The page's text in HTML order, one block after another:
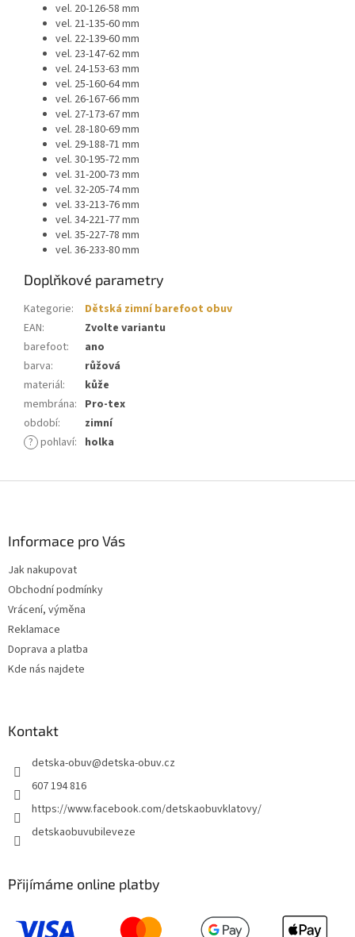
vel. 20-126-58 mm
vel. 21-135-60 mm
vel. 22-139-60 mm
vel. 23-147-62 mm
vel. 24-153-63 mm
vel. 25-160-64 mm
vel. 26-167-66 mm
vel. 27-173-67 mm
vel. 28-180-69 mm
vel. 29-188-71 mm
vel. 30-195-72 mm
vel. 31-200-73 mm
vel. 32-205-74 mm
vel. 33-213-76 mm
vel. 34-221-77 mm
vel. 35-227-78 mm
vel. 36-233-80 mm
Doplňkové parametry
Kategorie:
Dětská zimní barefoot obuv
EAN:
Zvolte variantu
barefoot:
ano
barva:
růžová
materiál:
kůže
membrána: Pro-tex
období:
zimní
? pohlaví: holka
Informace pro Vás
Jak nakupovat
Obchodní podmínky
Vrácení, výměna
Reklamace
Doprava a platba
Kde nás najdete
Kontakt
detska-obuv@detska-obuv.cz
607 194 816
https://www.facebook.com/detskaobuvklatovy/
detskaobuvubileveze
Přijímáme online platby